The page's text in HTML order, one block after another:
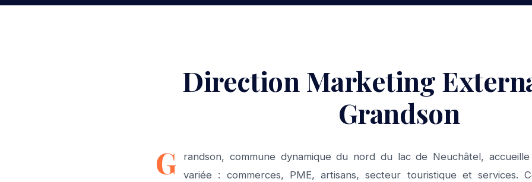
Direction Marketing
Grandson
G
randson, commune dynamique du nord du lac de Neuchâtel,
variée : commerces, PME, artisans, secteur touristique et services.